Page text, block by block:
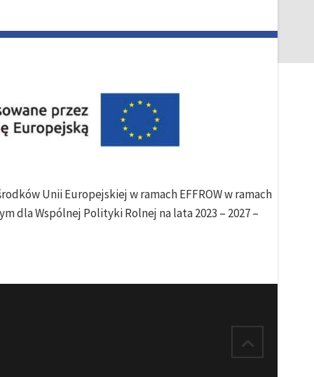
Unii Europejskiej w ramach EFFROW w ramach
dla Wspólnej Polityki Rolnej na lata 2023 – 2027 –